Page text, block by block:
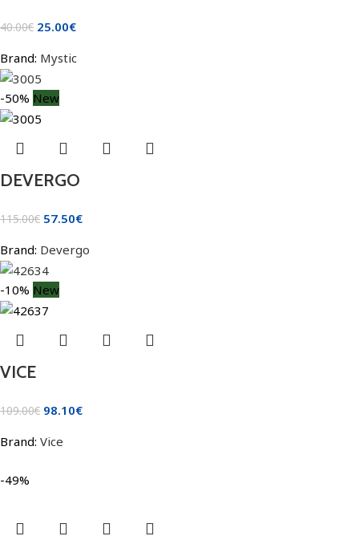
40.00€ 25.00€
Brand: Mystic
-50% New
DEVERGO
115.00€ 57.50€
Brand: Devergo
-10% New
VICE
109.00€ 98.10€
Brand: Vice
-49%